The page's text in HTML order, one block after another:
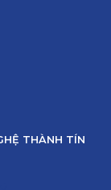
THÀNH TÍN